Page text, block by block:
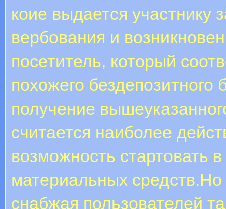
коие выдается участнику
вербования и
посетитель, который
похожего
получение
считается наиболее
возможность стартовать
материальных
снабжая пользователей